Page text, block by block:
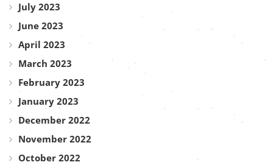
July 2023
June 2023
April 2023
March 2023
February 2023
January 2023
December 2022
November 2022
October 2022